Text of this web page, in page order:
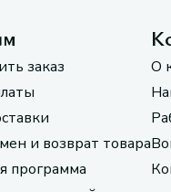
заказ
и возврат товара
программа
О